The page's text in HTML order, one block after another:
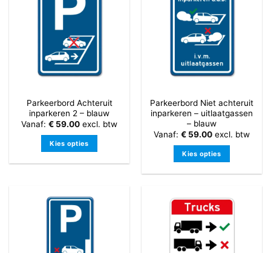
variaties.
Deze
kan
gekozen
worden
op
productpagina
variaties.
Deze
optie
kan
gekozen
worden
op
productpagina
Parkeerbord Achteruit
inparkeren 2 – blauw
Vanaf: € 59.00 excl. btw
Kies opties
meerdere
variaties.
Deze
kan
Parkeerbord Niet achteruit
inparkeren – uitlaatgassen
– blauw
Vanaf: € 59.00 excl. btw
Kies opties
meerdere
variaties.
Deze
optie